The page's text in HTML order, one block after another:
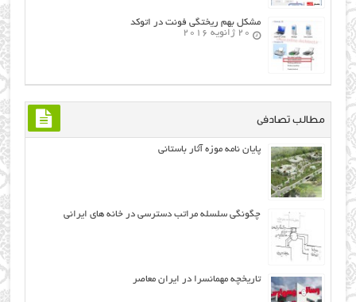
مشکل بهم ریختگی فونت در اتوکد
20 ژانویه 2016
مطالب تصادفی
پایان نامه موزه آثار باستانی
چگونگی سلسله مراتب دسترسی در خانه های ایرانی
تاریخچه مهمانسرا در ایران معاصر